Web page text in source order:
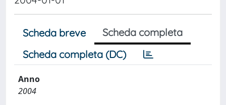
Scheda breve
Scheda completa
Scheda completa (DC)
Anno
2004